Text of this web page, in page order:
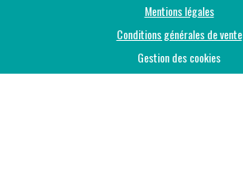
Mentions légales
Conditions générales de vente
Gestion des cookies